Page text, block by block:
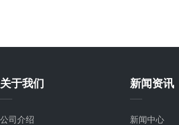
关于我们
公司介绍
新闻资讯
新闻中心